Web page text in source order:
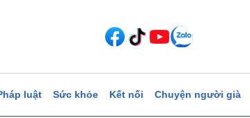
luật Sức khỏe Kết nối Chuyện người già